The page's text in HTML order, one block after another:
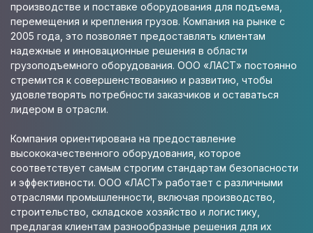
производстве и поставке оборудования для подъема,
перемещения и крепления грузов. Компания на рынке с
2005 года, это позволяет предоставлять клиентам
надежные и инновационные решения в области
грузоподъемного оборудования. ООО «ЛАСТ» постоянно
стремится к совершенствованию и развитию, чтобы
удовлетворять потребности заказчиков и оставаться
лидером в отрасли.
Компания ориентирована на предоставление
высококачественного оборудования, которое
соответствует самым строгим стандартам безопасности
и эффективности. ООО «ЛАСТ» работает с различными
отраслями промышленности, включая производство,
строительство, складское хозяйство и логистику,
предлагая клиентам разнообразные решения для их